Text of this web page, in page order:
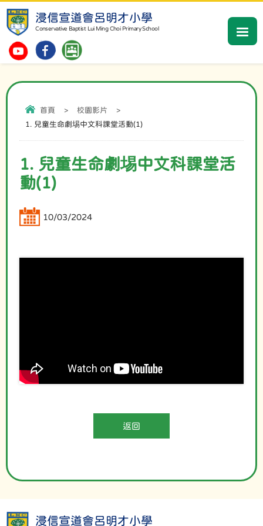
浸信宣道會呂明才小學
Conservative Baptist Lui Ming Choi Primary School
首頁 > 校園影片
>
1. 兒童生命劇埸中文科課堂活動(1)
1. 兒童生命劇埸中文科課堂活
動(1)
10/03/2024
返回
浸信宣道會呂明才小學